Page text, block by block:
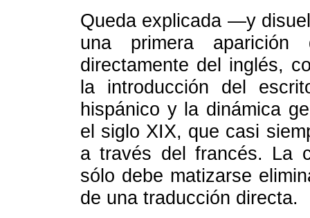
Queda explicada —y
una primera
directamente del inglés,
la introducción del
hispánico y la dinámica
el siglo XIX, que casi
a través del francés. La
sólo debe matizarse
de una traducción directa.